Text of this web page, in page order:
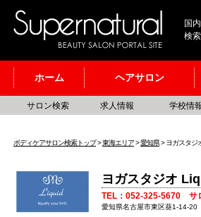
国
検
ホーム ヘアサロン
サロン検索 求人情報 学校情
ボディケアサロン検索トップ>東海エリア>愛知県> ヨガスタジ
ヨガスタジオ
TEL：052-325-5670 サ
愛知県名古屋市東区葵1-14-